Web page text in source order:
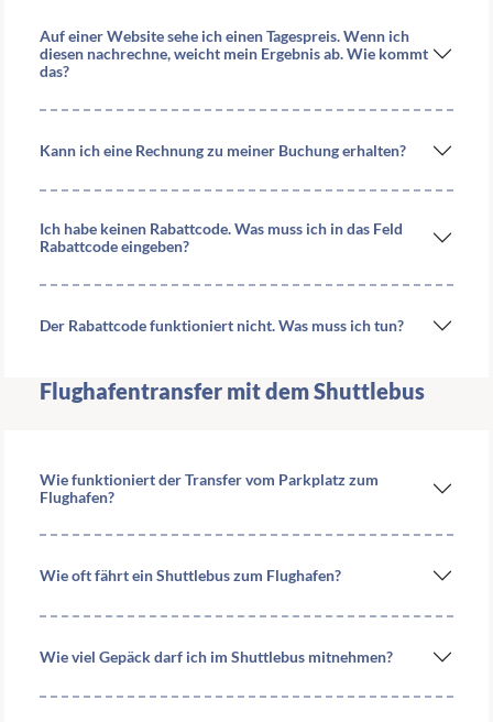
Auf einer Website sehe ich einen Tagespreis. Wenn ich
diesen nachrechne, weicht mein Ergebnis ab. Wie kommt
das?
Kann ich eine Rechnung zu meiner Buchung erhalten?
Ich habe keinen Rabattcode. Was muss ich in das Feld
Rabattcode eingeben?
Der Rabattcode funktioniert nicht. Was muss ich tun?
Flughafentransfer mit dem Shuttlebus
Wie funktioniert der Transfer vom Parkplatz zum
Flughafen?
Wie oft fährt ein Shuttlebus zum Flughafen?
Wie viel Gepäck darf ich im Shuttlebus mitnehmen?